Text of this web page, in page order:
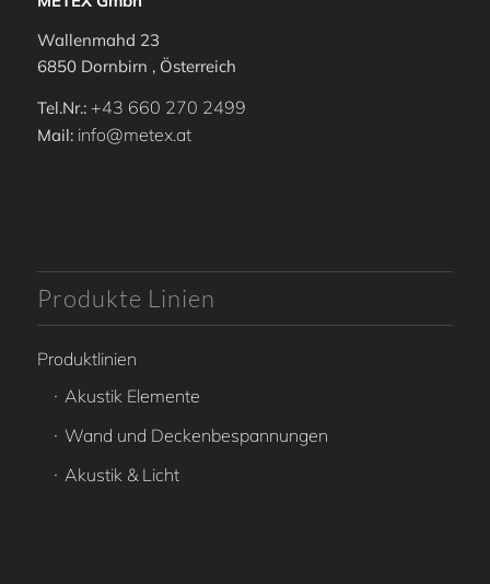
Wallenmahd 23
6850 Dornbirn , Österreich
Tel.Nr.: +43 660 270 2499
Mail: info@metex.at
Produkte Linien
Produktlinien
Akustik Elemente
Wand und Deckenbespannungen
Akustik & Licht